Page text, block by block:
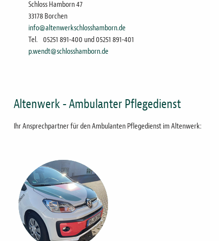
Schloss Hamborn 47
33178 Borchen
info@altenwerkschlosshamborn.de
Tel.
05251 891-400 und 05251 891-401
p.wendt@schlosshamborn.de
Altenwerk - Ambulanter Pflegedienst
Ihr Ansprechpartner für den Ambulanten Pflegedienst im Altenwerk: